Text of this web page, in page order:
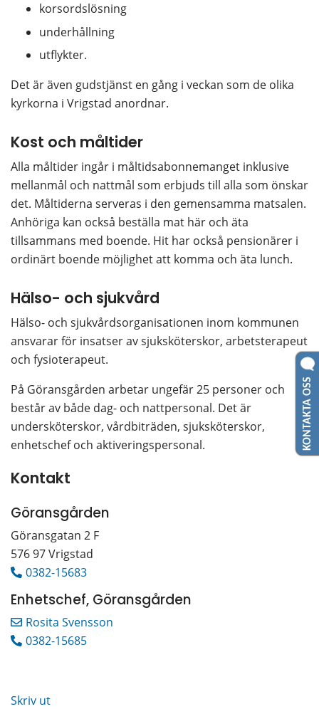
korsordslösning
underhållning
utflykter.
Det är även gudstjänst en gång i veckan som de olika
kyrkorna i Vrigstad anordnar.
Kost och måltider
Alla måltider ingår i måltidsabonnemanget inklusive
mellanmål och nattmål som erbjuds till alla som önskar
det. Måltiderna serveras i den gemensamma matsalen.
Anhöriga kan också beställa mat här och äta
tillsammans med boende. Hit har också pensionärer i
ordinärt boende möjlighet att komma och äta lunch.
Hälso- och sjukvård
Hälso- och sjukvårdsorganisationen inom kommunen
ansvarar för insatser av sjuksköterskor, arbetsterapeut
och fysioterapeut.
På Göransgården arbetar ungefär 25 personer och
består av både dag- och nattpersonal. Det är
undersköterskor, vårdbiträden, sjuksköterskor,
enhetschef och aktiveringspersonal.
Kontakt
Göransgården
Göransgatan 2 F
576 97 Vrigstad
0382-15683
Enhetschef, Göransgården
Rosita Svensson
0382-15685
Skriv ut
KONTAKTA OSS